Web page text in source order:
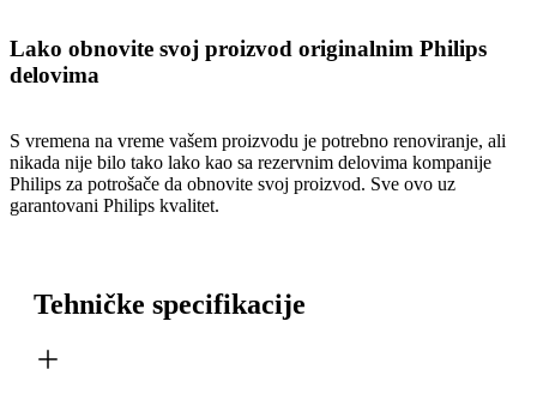
Lako obnovite svoj proizvod originalnim Philips
delovima
S vremena na vreme vašem proizvodu je potrebno renoviranje, ali
nikada nije bilo tako lako kao sa rezervnim delovima kompanije
Philips za potrošače da obnovite svoj proizvod. Sve ovo uz
garantovani Philips kvalitet.
Tehničke specifikacije